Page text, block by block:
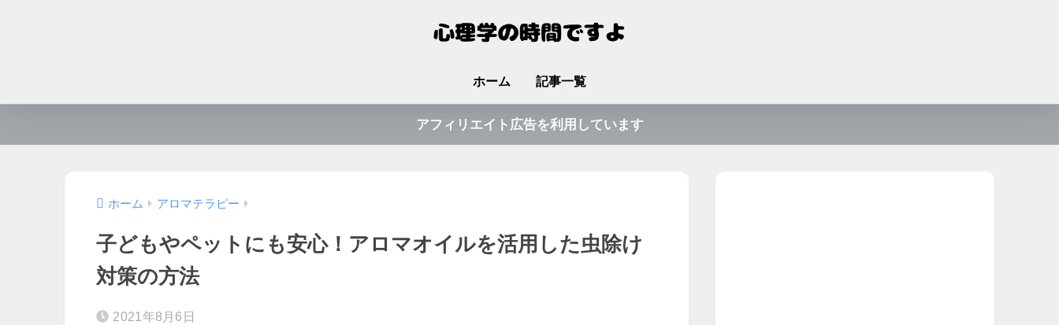
ホーム 記事一覧
アフィリエイト広告を利用しています
ホーム アロマテラピー
子どもやペットにも安心！アロマオイルを活用した虫除け
対策の方法
2021年8月6日